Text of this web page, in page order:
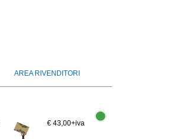
AREA RIVENDITORI
€ 43,00+iva